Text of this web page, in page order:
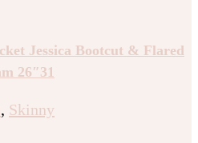
Jessica Bootcut & Flared
26″31
, Skinny